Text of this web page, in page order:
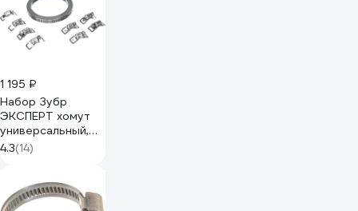
1 195 ₽
Набор Зубр
ЭКСПЕРТ хомут
универсальный,
нержавеющий,
3мх8мм, 8 замков
4.3(14)